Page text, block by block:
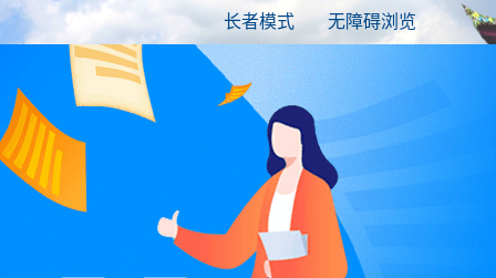
无障碍浏览
长者模式